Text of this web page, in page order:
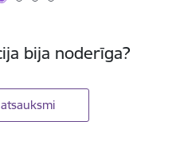
bija noderīga?